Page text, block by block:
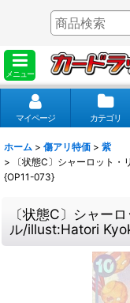
メニュー
マイページ カテゴリ
ホーム > 傷アリ特価 > 紫
>
〔状態C〕シャーロット
{OP11-073}
〔状態C〕シャー
ル/illust:Hatori